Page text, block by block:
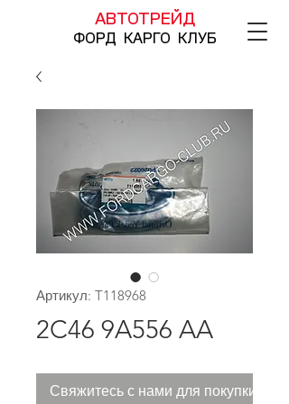
АВТОТРЕЙД
ФОРД КАРГО КЛУБ
Артикул: T118968
2C46 9A556 AA
Свяжитесь с нами для покупки